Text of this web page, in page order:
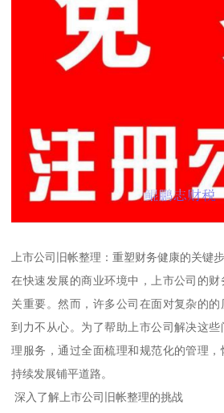
上市公司旧帐整理：重塑财务健康的关键
在快速发展的商业环境中，上市公司的
关重要。然而，许多公司在面对复杂的
到力不从心。为了帮助上市公司解决这
理服务，通过全面梳理和规范化的管理
持续发展铺平道路。
深入了解上市公司旧帐整理的挑战